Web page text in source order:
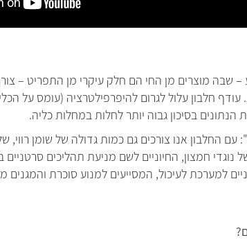
שבה מוצרים מן החי הם חלק עיקרי מן התפריט –
חלבון עלול לגרום להיפרפילטרציה (עומס על
בסיכון גבוה יותר לחלות במחלות כליה.
החלבון אנו צורכים גם כמות גדולה של שומן רווי,
חמצון, החיוניים לשם מניעת תהליכים סרטניים
למערכת לעיכול, המסייעים למנוע סוכרת והמגנים